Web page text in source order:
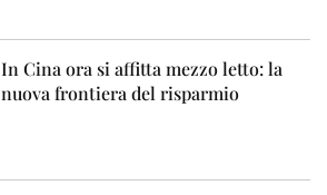
In Cina ora si affitta mezzo letto: la
nuova frontiera del risparmio